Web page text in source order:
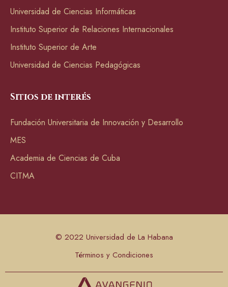
Universidad de Ciencias Informáticas
Instituto Superior de Relaciones Internacionales
Instituto Superior de Arte
Universidad de Ciencias Pedagógicas
Sitios de interés
Fundación Universitaria de Innovación y Desarrollo
MES
Academia de Ciencias de Cuba
CITMA
© 2022 Universidad de La Habana
Términos y Condiciones